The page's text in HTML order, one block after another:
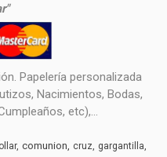
Papelería personalizada
Nacimientos, Bodas,
etc),...
comunion cruz gargantilla